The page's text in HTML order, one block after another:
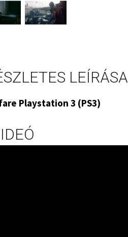
LEÍRÁSA
Playstation 3 (PS3)